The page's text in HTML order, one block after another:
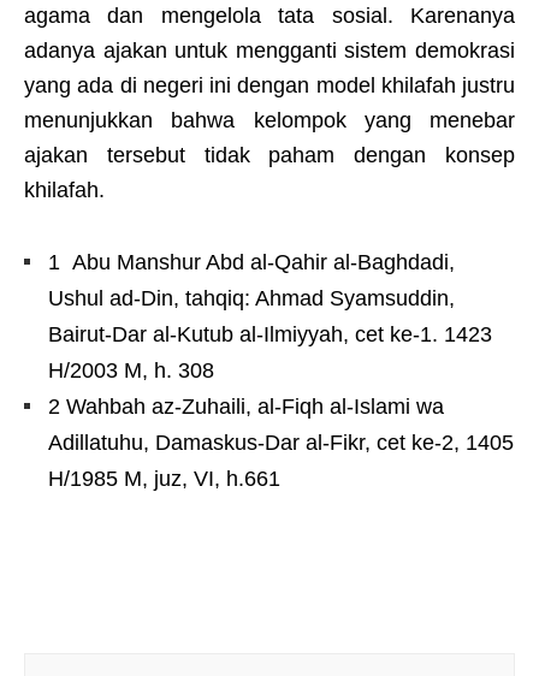
agama dan mengelola tata sosial. Karenanya
adanya ajakan untuk mengganti sistem demokrasi
yang ada di negeri ini dengan model khilafah justru
menunjukkan bahwa kelompok yang menebar
ajakan tersebut tidak paham dengan konsep
khilafah.
1 Abu Manshur Abd al-Qahir al-Baghdadi,
Ushul ad-Din, tahqiq: Ahmad Syamsuddin,
Bairut-Dar al-Kutub al-Ilmiyyah, cet ke-1. 1423
H/2003 M, h. 308
2 Wahbah az-Zuhaili, al-Fiqh al-Islami wa
Adillatuhu, Damaskus-Dar al-Fikr, cet ke-2, 1405
H/1985 M, juz, VI, h.661